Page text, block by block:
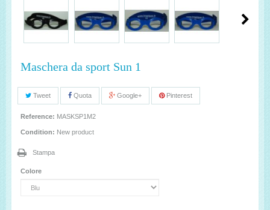
Maschera da sport Sun 1
Tweet Quota Google+ Pinterest
Reference: MASKSP1M2
Condition: New product
Stampa
Colore